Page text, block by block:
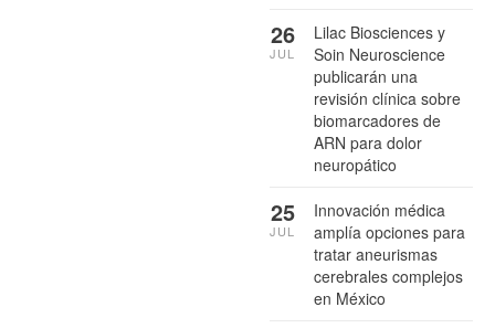
Lilac Biosciences y
Soin Neuroscience
publicarán una
revisión clínica sobre
biomarcadores de
ARN para dolor
neuropático
26
JUL
Innovación médica
amplía opciones para
tratar aneurismas
cerebrales complejos
en México
25
JUL